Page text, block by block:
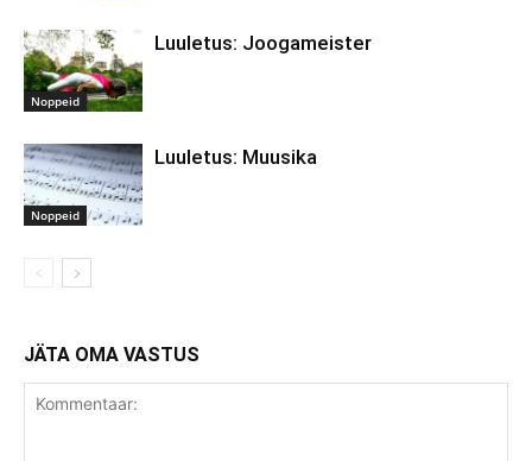
Noppeid
Luuletus: Joogameister
Noppeid
Luuletus: Muusika
JÄTA OMA VASTUS